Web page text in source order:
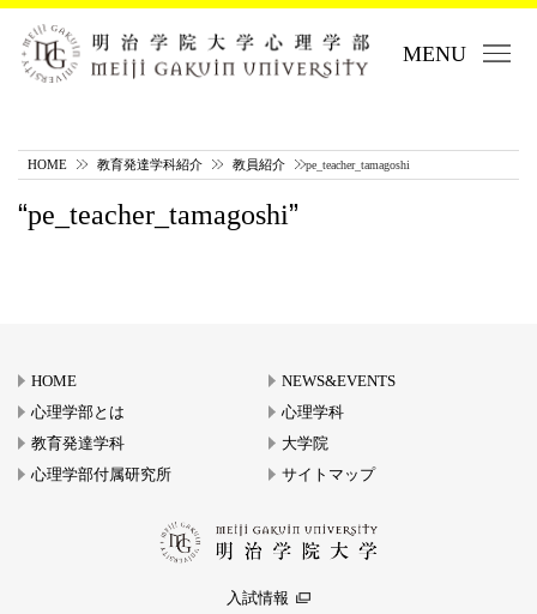
MENU
HOME 教育発達学科紹介 教員紹介 pe_teacher_tamagoshi
pe_teacher_tamagoshi
HOME
NEWS&EVENTS
心理学部とは
心理学科
教育発達学科
大学院
心理学部付属研究所
サイトマップ
入試情報